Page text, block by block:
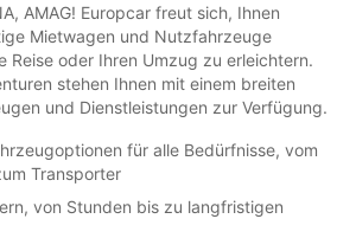
AMAG! Europcar freut sich, Ihnen
Mietwagen und Nutzfahrzeuge
Reise oder Ihren Umzug zu erleichtern.
stehen Ihnen mit einem breiten
und Dienstleistungen zur Verfügung.
für alle Bedürfnisse, vom
Transporter
von Stunden bis zu langfristigen